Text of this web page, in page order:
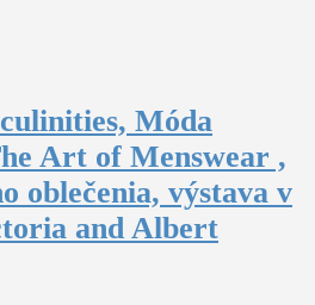
Móda
Art of Menswear ,
oblečenia, výstava v
and Albert